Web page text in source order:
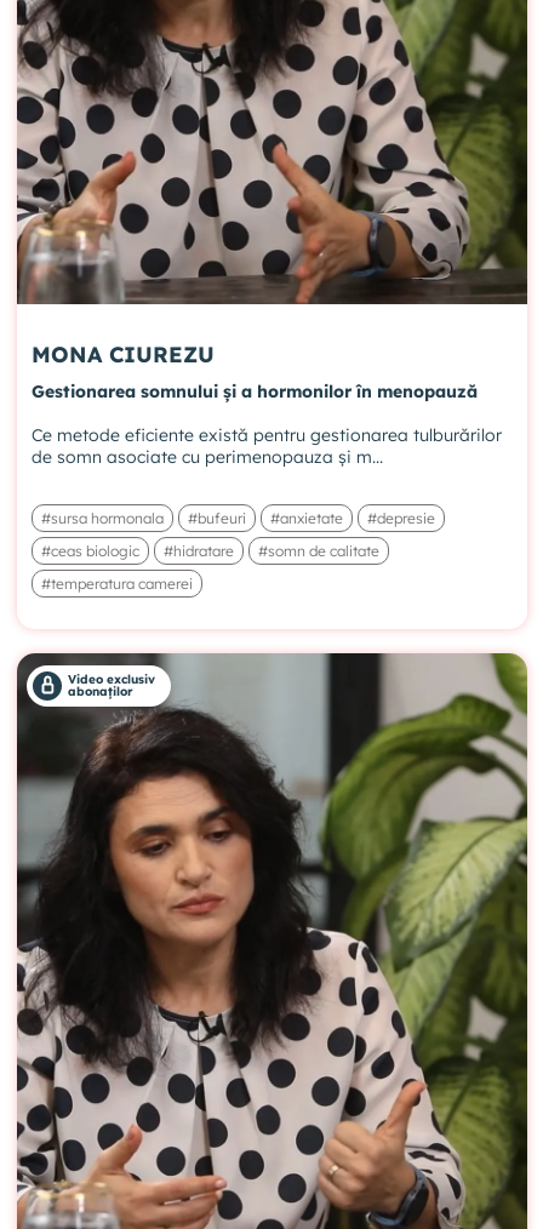
MONA CIUREZU
Gestionarea somnului și a hormonilor în menopauză
Ce metode eficiente există pentru gestionarea tulburărilor
de somn asociate cu perimenopauza și m...
#sursa hormonala #bufeuri #anxietate
#depresie
#ceas biologic
#hidratare
#somn de calitate
#temperatura camerei
Video exclusiv
abonaților